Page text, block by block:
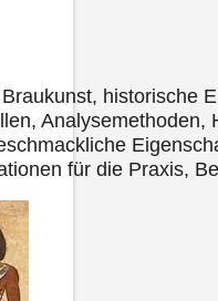
historische
Analysemethoden,
für die Praxis,